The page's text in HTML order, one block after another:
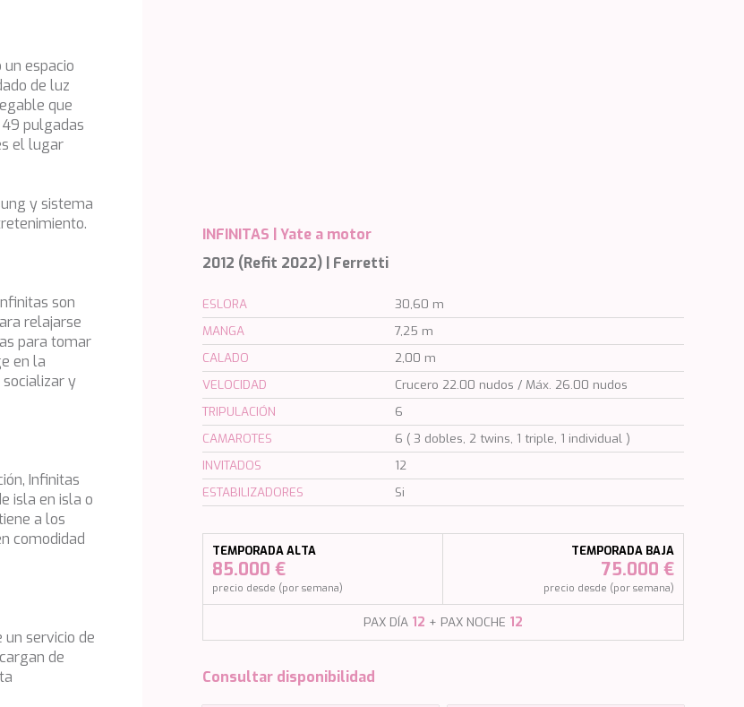
espacio
de luz
que
pulgadas
el lugar
y sistema
son
relajarse
para tomar
en la
y
Infinitas
isla en isla o
a los
comodidad
servicio de
de
INFINITAS |Yate a motor
2012 (Refit 2022) | Ferretti
ESLORA
30,60 m
MANGA
7,25 m
CALADO
2,00 m
VELOCIDAD
Crucero 22.00 nudos / Máx. 26.00 nudos
TRIPULACIÓN
6
CAMAROTES
6 ( 3 dobles, 2 twins, 1 triple, 1 individual )
INVITADOS
12
ESTABILIZADORES
Si
TEMPORADA ALTA
85.000 €
precio desde (por semana)
TEMPORADA BAJA
75.000 €
precio desde (por semana)
PAX DÍA 12 + PAX NOCHE 12
Consultar disponibilidad